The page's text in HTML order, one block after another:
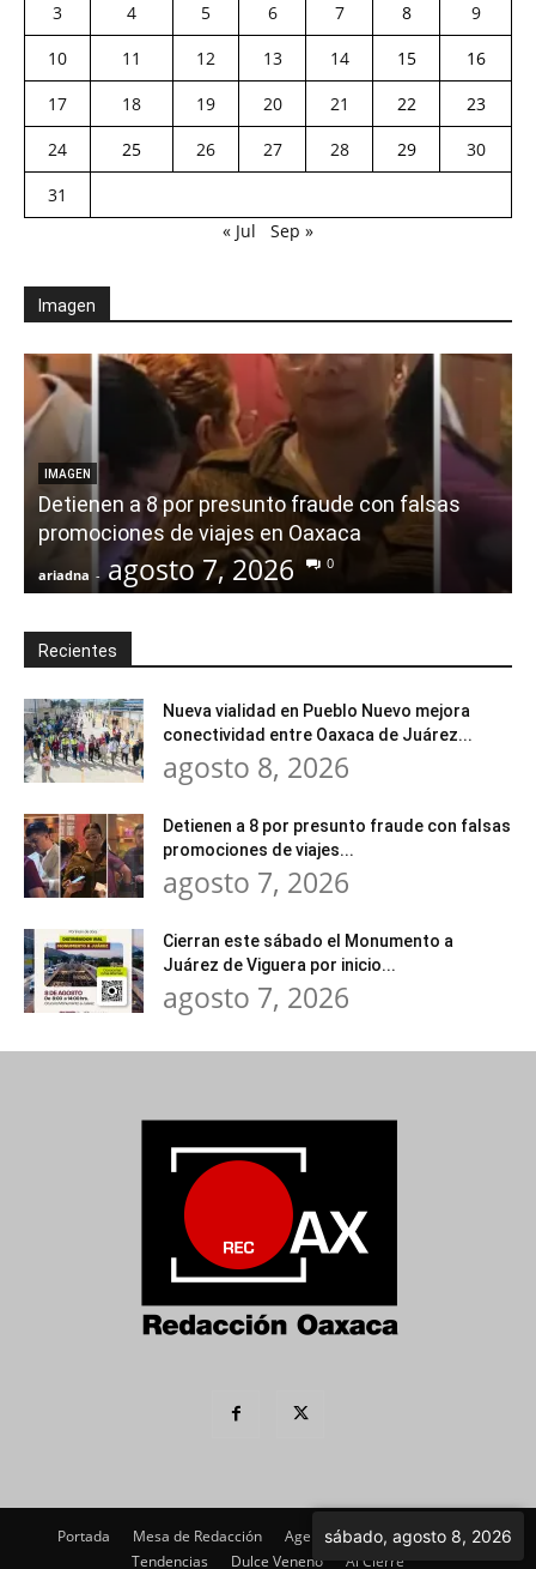
3
4 5 6 7 8
9
10
11 12 13 14 15
16
17
18 19 20 21 22
23
24
25 26 27 28 29
30
31
« Jul
Sep »
Imagen
IMAGEN
Detienen a 8 por presunto fraude con falsas
promociones de viajes en Oaxaca
ariadna - agosto 7, 2026 0
Recientes
Nueva vialidad en Pueblo Nuevo mejora
conectividad entre Oaxaca de Juárez...
agosto 8, 2026
Detienen a 8 por presunto fraude con falsas
promociones de viajes...
agosto 7, 2026
Cierran este sábado el Monumento a
Juárez de Viguera por inicio...
agosto 7, 2026
Portada Mesa de Redacción Agenda Política
Imagen
Tendencias
Dulce Veneno Al Cierre
sábado, agosto 8, 2026